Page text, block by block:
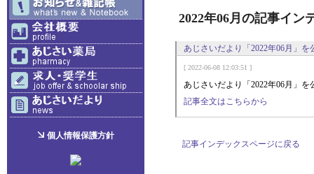
個人情報保護方針
2022年06月の記事イン
あじさいだより「2022年06月」を
[ 2022-06-08 12:03:51 ]
あじさいだより「2022年06月」を
記事全文はこちらから
記事インデックスページに戻る